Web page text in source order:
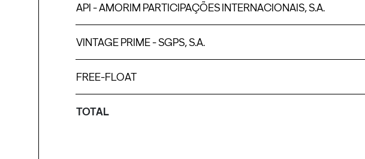
API - AMORIM PARTICIPAÇÕES INTERNACIONAIS, S.A.
VINTAGE PRIME - SGPS, S.A.
FREE-FLOAT
TOTAL